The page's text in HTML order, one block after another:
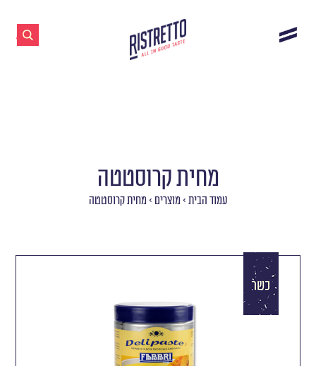
מחית קרוסטטה
עמוד הבית >מוצרים >מחית קרוסטטה